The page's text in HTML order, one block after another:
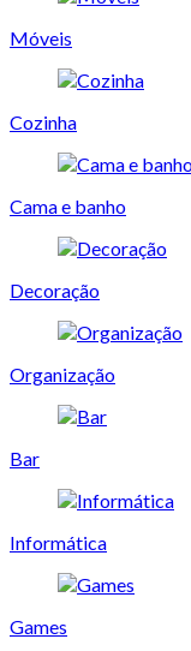
Móveis
Cozinha
Cama e banho
Decoração
Organização
Bar
Informática
Games